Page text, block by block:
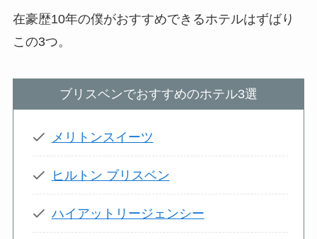
在豪歴10年の僕がおすすめできるホテルはずばり
この3つ。
ブリスベンでおすすめのホテル3選
メリトンスイーツ
ヒルトン ブリスベン
ハイアットリージェンシー